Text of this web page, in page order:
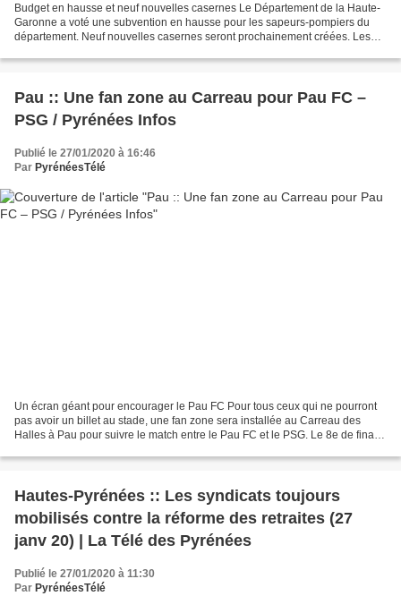
Budget en hausse et neuf nouvelles casernes Le Département de la Haute-
Garonne a voté une subvention en hausse pour les sapeurs-pompiers du
département. Neuf nouvelles casernes seront prochainement créées. Les
Pau :: Une fan zone au Carreau pour Pau FC –
PSG / Pyrénées Infos
Publié le 27/01/2020 à 16:46
Par PyrénéesTélé
Un écran géant pour encourager le Pau FC Pour tous ceux qui ne pourront
pas avoir un billet au stade, une fan zone sera installée au Carreau des
Halles à Pau pour suivre le match entre le Pau FC et le PSG. Le 8e de finale
Hautes-Pyrénées :: Les syndicats toujours
mobilisés contre la réforme des retraites (27
janv 20) | La Télé des Pyrénées
Publié le 27/01/2020 à 11:30
Par PyrénéesTélé